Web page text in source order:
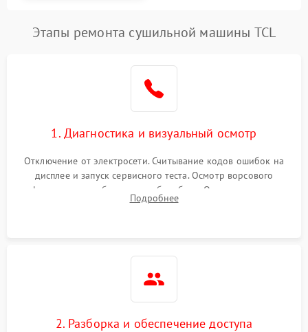
Этапы ремонта сушильной машины TCL
1. Диагностика и визуальный осмотр
Отключение от электросети. Считывание кодов ошибок на
дисплее и запуск сервисного теста. Осмотр ворсового
фильтра, теплообменника и барабана. Опрос клиента о
неисправностях (не сушит, не крутит барабан, сильно шумит
Подробнее
2. Разборка и обеспечение доступа